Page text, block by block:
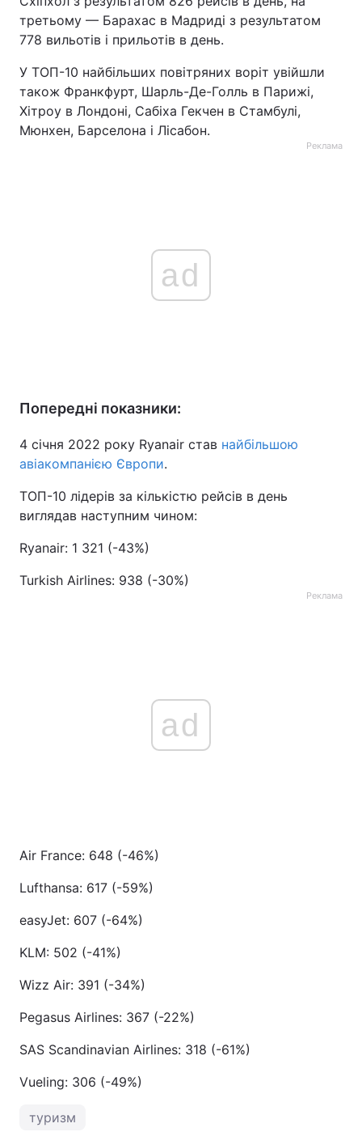
третьому — Барахас в Мадриді з результатом
778 вильотів і прильотів в день.
У ТОП-10 найбільших повітряних воріт увійшли
також Франкфурт, Шарль-Де-Голль в Парижі,
Хітроу в Лондоні, Сабіха Гекчен в Стамбулі,
Мюнхен, Барселона і Лісабон.
Реклама
ad
Попередні показники:
4 січня 2022 року Ryanair став найбільшою
авіакомпанією Європи.
ТОП-10 лідерів за кількістю рейсів в день
виглядав наступним чином:
Ryanair: 1 321 (-43%)
Turkish Airlines: 938 (-30%)
Реклама
ad
Air France: 648 (-46%)
Lufthansa: 617 (-59%)
easyJet: 607 (-64%)
KLM: 502 (-41%)
Wizz Air: 391 (-34%)
Pegasus Airlines: 367 (-22%)
SAS Scandinavian Airlines: 318 (-61%)
Vueling: 306 (-49%)
туризм